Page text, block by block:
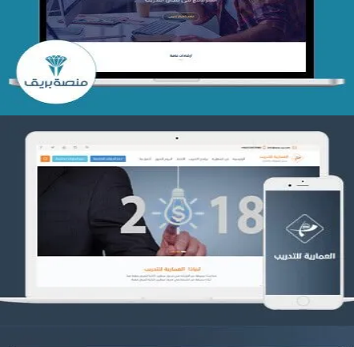
التفاصيل
تصميم العمارية للتدريب
التفاصيل